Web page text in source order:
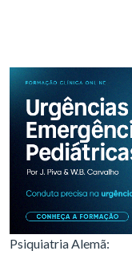
Psiquiatria Alemã: